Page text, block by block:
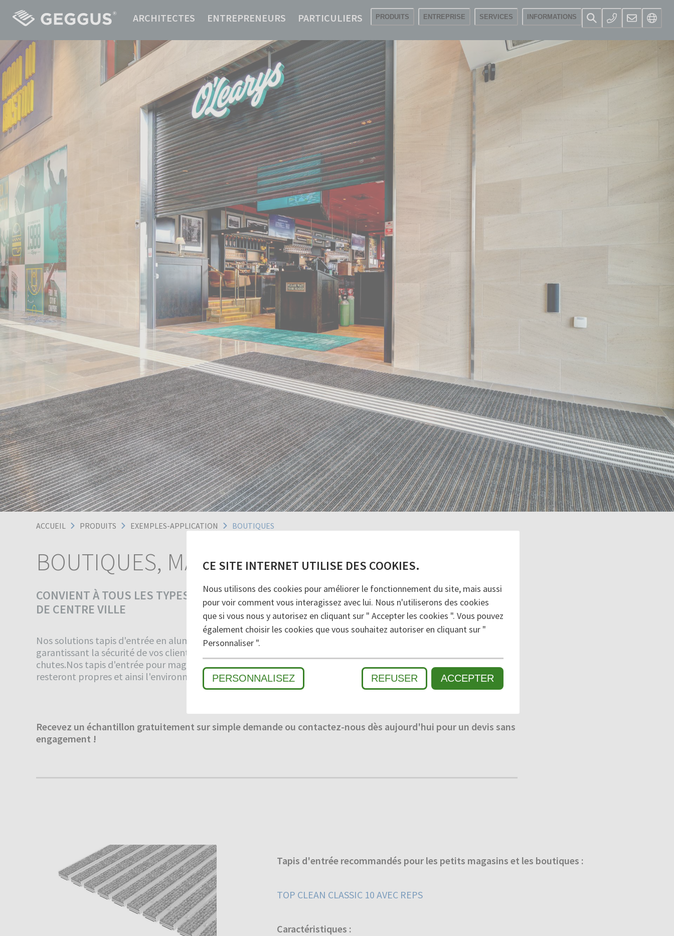
CE SITE INTERNET UTILISE DES COOKIES.
Nous utilisons des cookies pour améliorer le fonctionnement du site, mais aussi
pour voir comment vous interagissez avec lui. Nous n'utiliserons des cookies
que si vous nous y autorisez en cliquant sur " Accepter les cookies ". Vous pouvez
également choisir les cookies que vous souhaitez autoriser en cliquant sur "
Personnaliser ".
PERSONNALISEZ REFUSER ACCEPTER
ARCHITECTES ENTREPRENEURS PARTICULIERS PRODUITS ENTREPRISE SERVICES INFORMATIONS
ACCUEIL PRODUITS EXEMPLES-APPLICATION BOUTIQUES
BOUTIQUES, MAGASINS ET SUPERMARCHÉS
CONVIENT À TOUS LES TYPES DE POINTS DE VENTE - DES HYPERMARCHÉS AUX MAGASINS
DE CENTRE VILLE
Nos solutions tapis d'entrée en aluminium, fabriqués sur mesure, assureront la propreté de vos locaux tout en
garantissant la sécurité de vos clients et collaborateurs en évitant les glissades, les trébuchements et les
chutes.Nos tapis d'entrée pour magasins retiennent la saleté et l'humidité dès l'entrée du magasin. Vos locaux
resteront propres et ainsi l'environnement sera accueillant et chaleureux pour les clients.
Recevez un échantillon gratuitement sur simple demande ou contactez-nous dès aujourd'hui pour un devis sans
engagement !
Tapis d'entrée recommandés pour les petits magasins et les boutiques :
TOP CLEAN CLASSIC 10 AVEC REPS
Caractéristiques :